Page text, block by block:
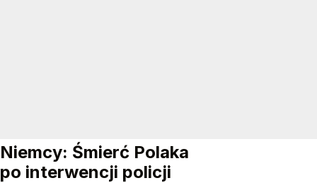
Niemcy: Śmierć Polaka
po interwencji policji